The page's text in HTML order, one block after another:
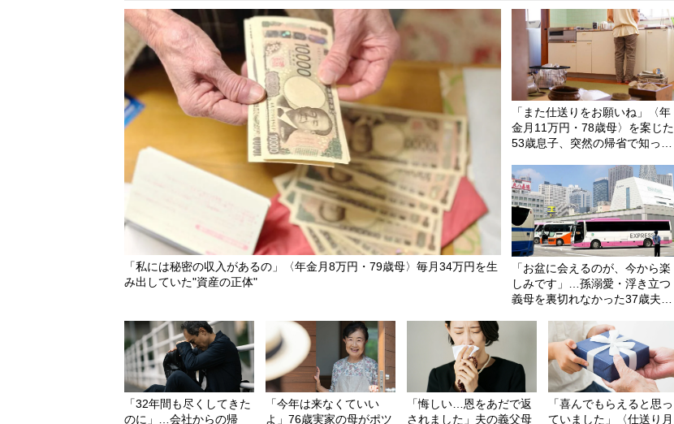
「私には秘密の収入があるの」〈年金月8万円・79歳母〉毎月34万円を生
み出していた"資産の正体"
「また仕送りをお願いね」〈年
金月11万円・78歳母〉を案じた
53歳息子、突然の帰省で知った
「お盆に会えるのが、今から楽
しみです」…孫溺愛・浮き立つ
義母を裏切れなかった37歳夫
んだ“高速バス帰省”の悲惨な結
「32年間も尽くしてきた
のに」…会社からの帰
「今年は来なくていい
よ」76歳実家の母がポツ
「悔しい…恩をあだで返
されました」夫の義父母
「喜んでもらえると思っ
ていました」〈仕送り月